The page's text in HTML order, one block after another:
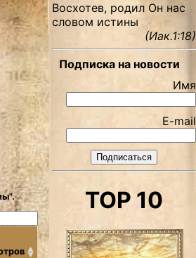
Восхотев, родил Он нас
словом истины
(Иак.1:18)
Подписка на новости
Имя
E-mail
TOP 10